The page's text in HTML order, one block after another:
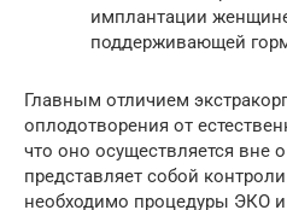
имплантации
поддерживающей
Главным отличием
оплодотворения от
что оно осуществляется вне
представляет собой
необходимо процедуры ЭКО и